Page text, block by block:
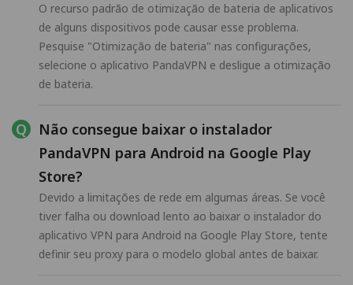
O recurso padrão de otimização de bateria de aplicativos
de alguns dispositivos pode causar esse problema.
Pesquise "Otimização de bateria" nas configurações,
selecione o aplicativo PandaVPN e desligue a otimização
de bateria.
Não consegue baixar o instalador
PandaVPN para Android na Google Play
Store?
Devido a limitações de rede em algumas áreas. Se você
tiver falha ou download lento ao baixar o instalador do
aplicativo VPN para Android na Google Play Store, tente
definir seu proxy para o modelo global antes de baixar.